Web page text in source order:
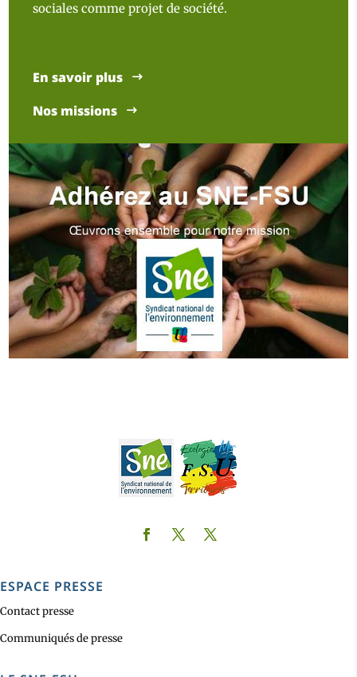
sociales comme projet de société.
En savoir plus
Nos missions
ESPACE PRESSE
Contact presse
Communiqués de presse